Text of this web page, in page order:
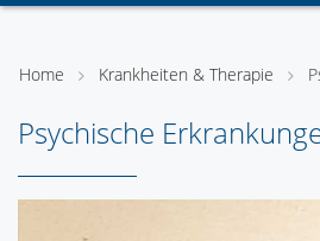
Home Krankheiten & Therapie
Psychische